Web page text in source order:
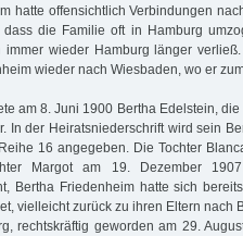
hatte offensichtlich Verbindungen
dass die Familie oft in Hamburg
immer wieder Hamburg länger
wieder nach Wiesbaden, wo er
am 8. Juni 1900 Bertha Edelstein,
In der Heiratsniederschrift wird sein
16 angegeben. Die Tochter
Margot am 19. Dezember
Bertha Friedenheim hatte sich
vielleicht zurück zu ihren Eltern nach
rechtskräftig geworden am 29.